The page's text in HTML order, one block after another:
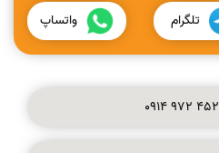
تلگرام واتساپ
0914972